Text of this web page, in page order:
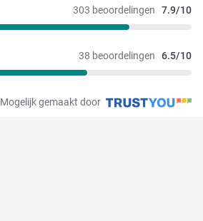
303 beoordelingen 7.9/10
38 beoordelingen 6.5/10
Mogelijk gemaakt door